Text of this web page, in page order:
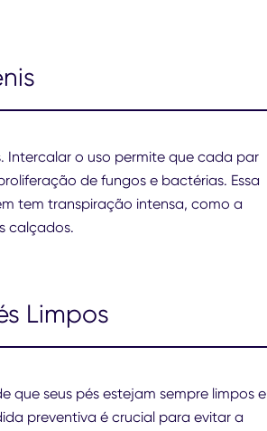
Intercalar o uso permite que cada par
de fungos e bactérias. Essa
tem transpiração intensa, como a
calçados.
Limpos
que seus pés estejam sempre limpos e
preventiva é crucial para evitar a